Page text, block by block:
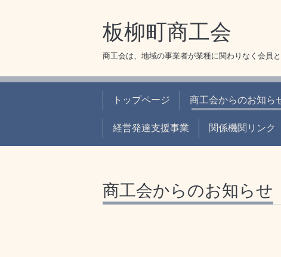
板柳町商工会
商工会は、地域の事業者が業種に関わりなく会員
トップページ 商工会からのお知ら
経営発達支援事業 関係機関リンク
商工会からのお知らせ